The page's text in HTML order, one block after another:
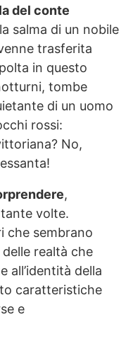
del conte
salma di un nobile
trasferita
in questo
tombe
di un uomo
rossi:
No,
,
volte.
che sembrano
realtà che
all’identità della
caratteristiche
e